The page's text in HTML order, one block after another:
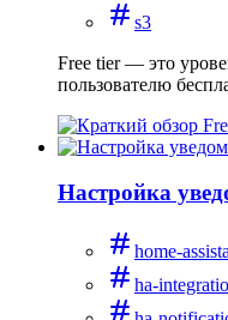
s3
Free tier — это
пользователю
Настройка
home-
ha-